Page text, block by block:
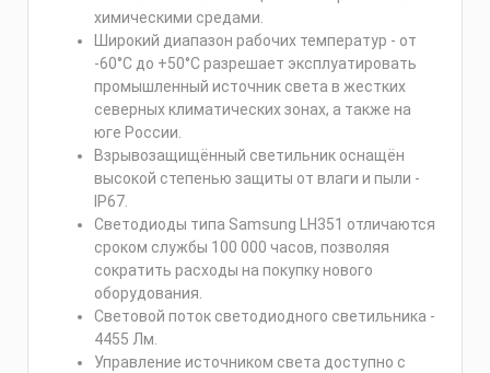
химическими средами.
Широкий диапазон рабочих температур - от
-60°С до +50°С разрешает эксплуатировать
промышленный источник света в жестких
северных климатических зонах, а также на
юге России.
Взрывозащищённый светильник оснащён
высокой степенью защиты от влаги и пыли -
IP67.
Светодиоды типа Samsung LH351 отличаются
сроком службы 100 000 часов, позволяя
сократить расходы на покупку нового
оборудования.
Световой поток светодиодного светильника -
4455 Лм.
Управление источником света доступно с